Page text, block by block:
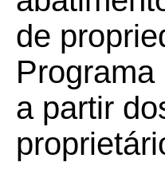
de
a partir